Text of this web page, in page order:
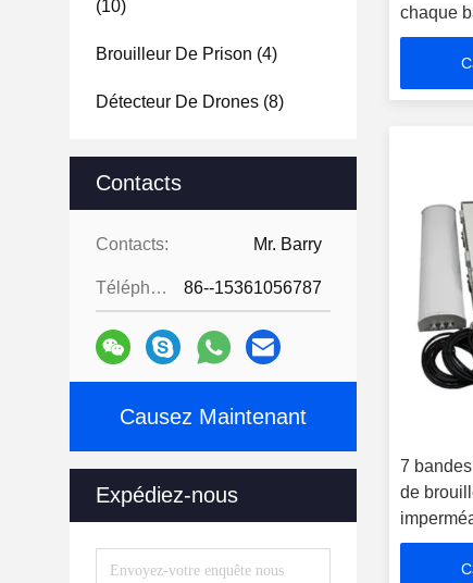
(10)
Brouilleur De Prison (4)
Détecteur De Drones (8)
Contacts
Contacts: Mr. Barry
Téléphone: 86--15361056787
Causez Maintenant
Expédiez-nous
chaque
prison
7
de